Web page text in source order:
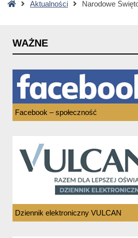
StronaAktualności Narodowe
WAŻNE
Facebook – społeczność
Dziennik elektroniczny VULCAN